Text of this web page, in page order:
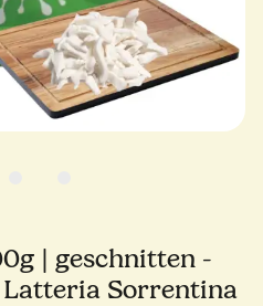
| geschnitten -
Sorrentina